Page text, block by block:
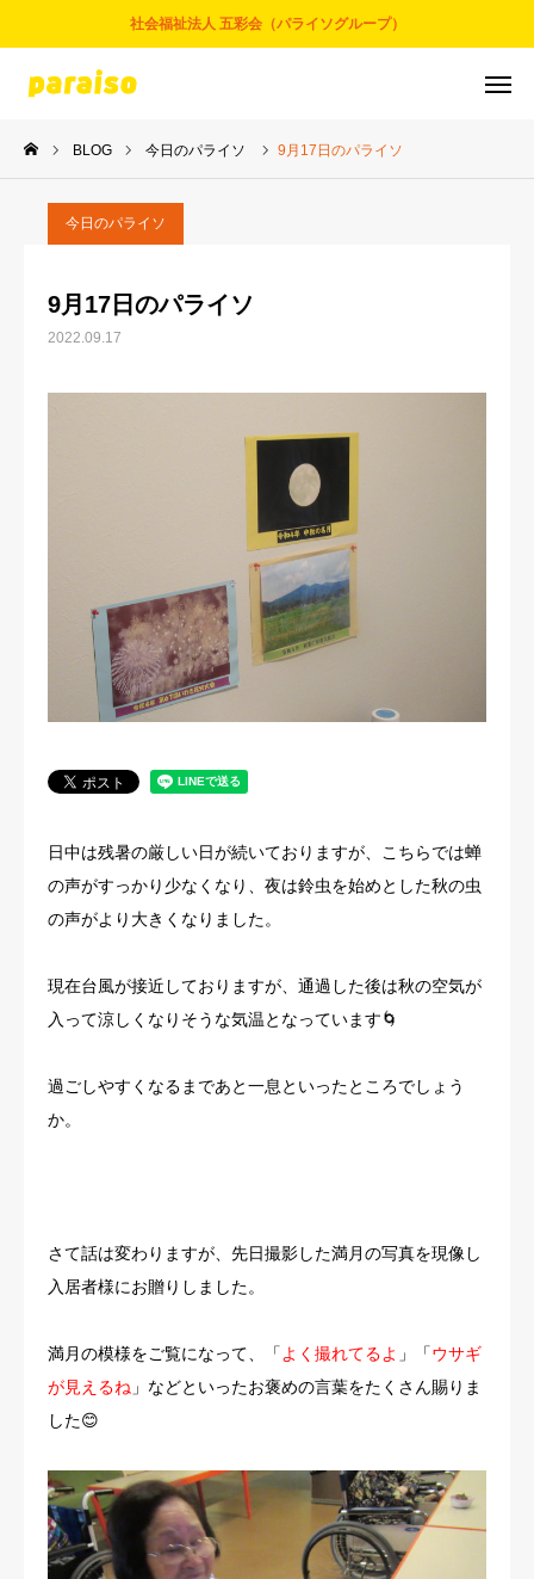
社会福祉法人 五彩会（パライソグループ）
BLOG 今日のパライソ 9月17日のパライソ
今日のパライソ
9月17日のパライソ
2022.09.17
日中は残暑の厳しい日が続いておりますが、こちらでは蝉
の声がすっかり少なくなり、夜は鈴虫を始めとした秋の虫
の声がより大きくなりました。
現在台風が接近しておりますが、通過した後は秋の空気が
入って涼しくなりそうな気温となっています🌀
過ごしやすくなるまであと一息といったところでしょう
か。
さて話は変わりますが、先日撮影した満月の写真を現像し
入居者様にお贈りしました。
満月の模様をご覧になって、「 よく撮れてるよ 」「ウサギ
が見えるね 」などといったお褒めの言葉をたくさん賜りま
した😊
お問合せ サービスについて
アクセス
事業とサービス